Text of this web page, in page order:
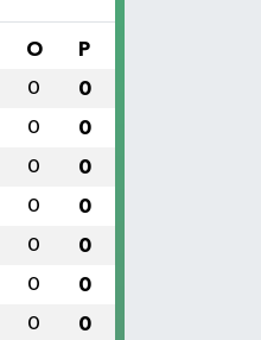
O P
0 0
0 0
0 0
0 0
0 0
0 0
0 0